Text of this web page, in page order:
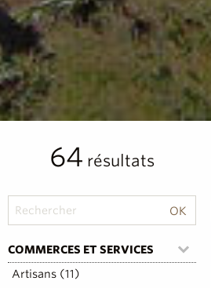
64 résultats
COMMERCES ET SERVICES
Artisans (11)